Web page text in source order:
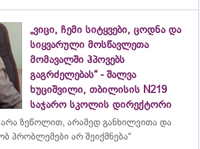
„ვიცი, ჩემი სიტყვები, ცოდნა და
სიყვარული მოსწავლეთა
მომავალში ჰპოვებს
გაგრძელებას“ - შალვა
ხუციშვილი, თბილისის N219
საჯარო სკოლის დირექტორი
ზეწოლით, არამედ განხილვითა და
პრობლემები არ შეიქმნება“